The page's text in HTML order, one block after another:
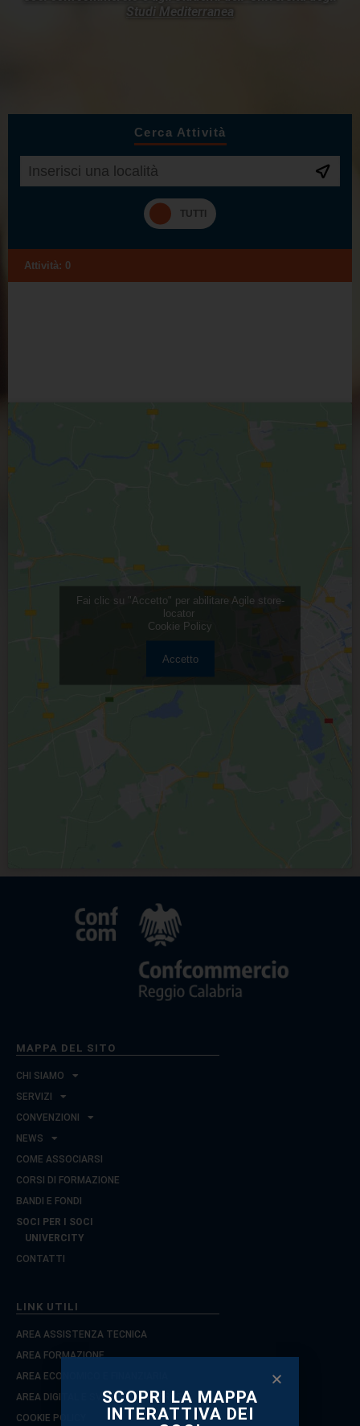
Studi Mediterranea
Cerca Attività
Attività: 0
Fai clic su "Accetto" per abilitare Agile store-
locator
Cookie Policy
Accetto
MAPPA DEL SITO
CHI SIAMO
SERVIZI
CONVENZIONI
NEWS
COME ASSOCIARSI
CORSI DI FORMAZIONE
BANDI E FONDI
SOCI PER I SOCI
UNIVERCITY
CONTATTI
LINK UTILI
AREA ASSISTENZA TECNICA
AREA FORMAZIONE
AREA ECONOMICO E FINANZIARIA
AREA DIGITAL E SVILUPPO D’IMPRESA
COOKIE POLICY
SCOPRI LA MAPPA
INTERATTIVA DEI